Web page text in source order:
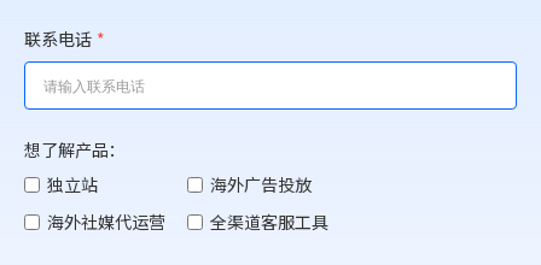
联系电话 *
想了解产品：
独立站
海外广告投放
海外社媒代运营
全渠道客服工具